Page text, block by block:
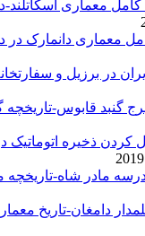
معماری
معماری دانمارک در
در برزیل و
گنبد قابوس-تاریخچه
مادر شاه-تاریخچه
دامغان-تاریخ